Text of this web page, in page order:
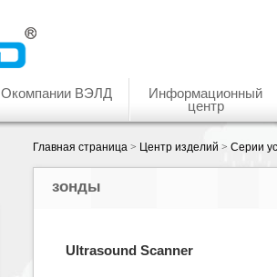
Окомпании ВЭЛД
Информационный
центр
Главная страница > Центр изделий > Серии
зонды
Ultrasound Scanner